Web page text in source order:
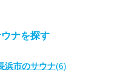
ナを探す
浜市のサウナ(6)